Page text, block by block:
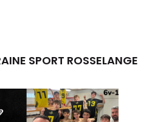
SPORT ROSSELANGE